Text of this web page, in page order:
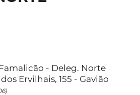
- Deleg. Norte
Ervilhais, 155 - Gavião